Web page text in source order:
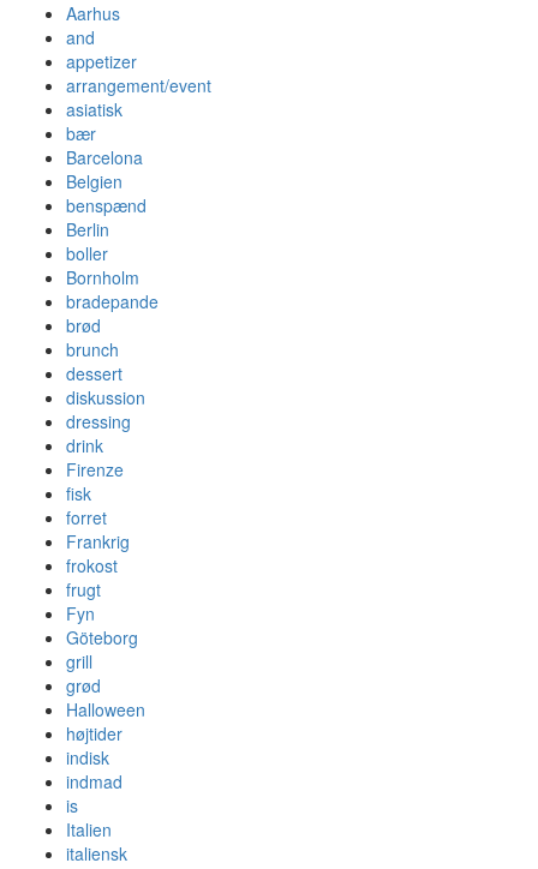
Aarhus
and
appetizer
arrangement/event
asiatisk
bær
Barcelona
Belgien
benspænd
Berlin
boller
Bornholm
bradepande
brød
brunch
dessert
diskussion
dressing
drink
Firenze
fisk
forret
Frankrig
frokost
frugt
Fyn
Göteborg
grill
grød
Halloween
højtider
indisk
indmad
is
Italien
italiensk